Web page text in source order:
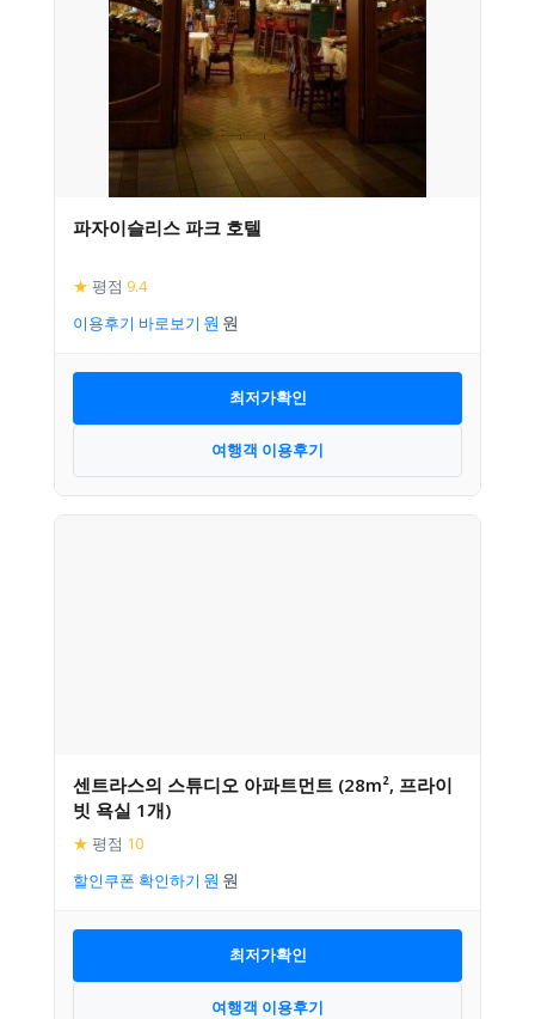
파자이슬리스 파크 호텔
★ 평점 9.4
이용후기 바로보기
최저가확인
여행객 이용후기
센트라스의 스튜디오 아파트먼트 (28m², 프라이
빗 욕실 1개)
★ 평점 10
할인쿠폰 확인하기
최저가확인
여행객 이용후기